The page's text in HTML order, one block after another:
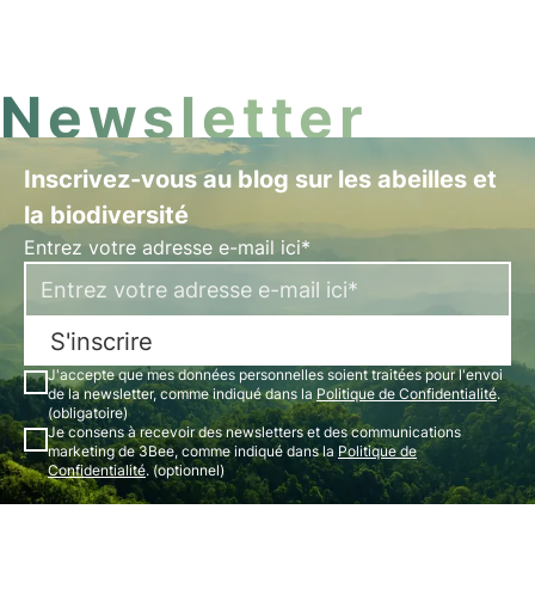
Newsletter
Inscrivez-vous au blog sur les abeilles et
la biodiversité
Entrez votre adresse e-mail ici*
S'inscrire
J'accepte que mes données personnelles soient traitées pour l'envoi
de la newsletter, comme indiqué dans la Politique de Confidentialité.
(obligatoire)
Je consens à recevoir des newsletters et des communications
marketing de 3Bee, comme indiqué dans la Politique de
Confidentialité. (optionnel)